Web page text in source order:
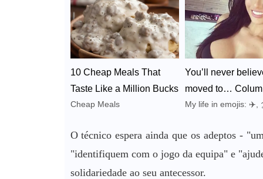
10 Cheap Meals That
Taste Like a Million Bucks
Cheap Meals
You’ll never
moved to…
My life in emojis: ✈️,
MeetSingles
O técnico espera ainda que os adeptos -
"identifiquem com o jogo da equipa" e
solidariedade ao seu antecessor.